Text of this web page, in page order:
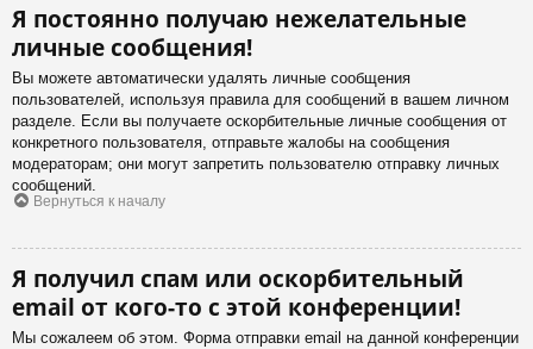
Я постоянно получаю нежелательные
личные сообщения!
Вы можете автоматически удалять личные сообщения
пользователей, используя правила для сообщений в вашем личном
разделе. Если вы получаете оскорбительные личные сообщения от
конкретного пользователя, отправьте жалобы на сообщения
модераторам; они могут запретить пользователю отправку личных
сообщений.
Вернуться к началу
Я получил спам или оскорбительный
email от кого-то с этой конференции!
Мы сожалеем об этом. Форма отправки email на данной конференции